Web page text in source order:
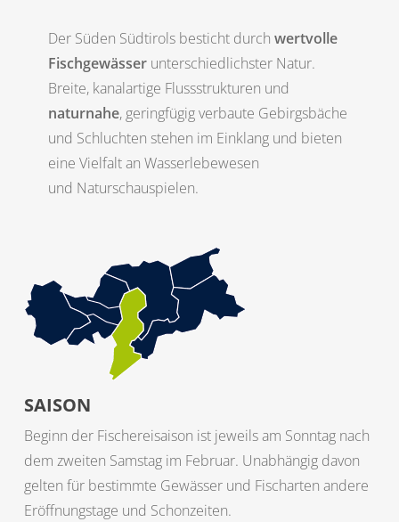
Der Süden Südtirols besticht durch wertvolle
Fischgewässerunterschiedlichster Natur.
Breite, kanalartige Flussstrukturen und
naturnahe, geringfügig verbaute Gebirgsbäche
und Schluchten stehen im Einklang und bieten
eine Vielfalt an Wasserlebewesen
und Naturschauspielen.
SAISON
Beginn der Fischereisaison ist jeweils am Sonntag nach
dem zweiten Samstag im Februar. Unabhängig davon
gelten für bestimmte Gewässer und Fischarten andere
Eröffnungstage und Schonzeiten.